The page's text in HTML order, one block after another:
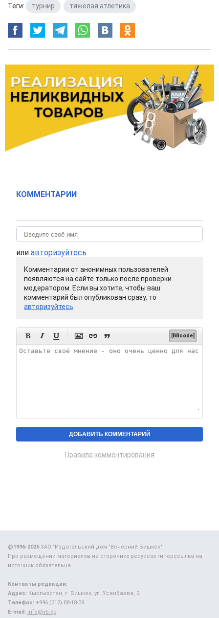
Теги: турнир тяжелая атлетика
КОММЕНТАРИИ
или авторизуйтесь
Комментарии от анонимных пользователей
появляются на сайте только после проверки
модератором. Если вы хотите, чтобы ваш
комментарий был опубликован сразу, то
авторизуйтесь
      [BBcode]
Правила комментирования
@1996-2026ЗАО "Издательский дом "Вечерний Бишкек"
При размещении материалов на сторонних ресурсах гиперссылка на
источник обязательна.
Контакты редакции:
Адрес: Кыргызстан, г. Бишкек, ул. Усенбаева, 2.
Телефон: +996 (312) 88-18-09.
E-mail: info@vb.kg